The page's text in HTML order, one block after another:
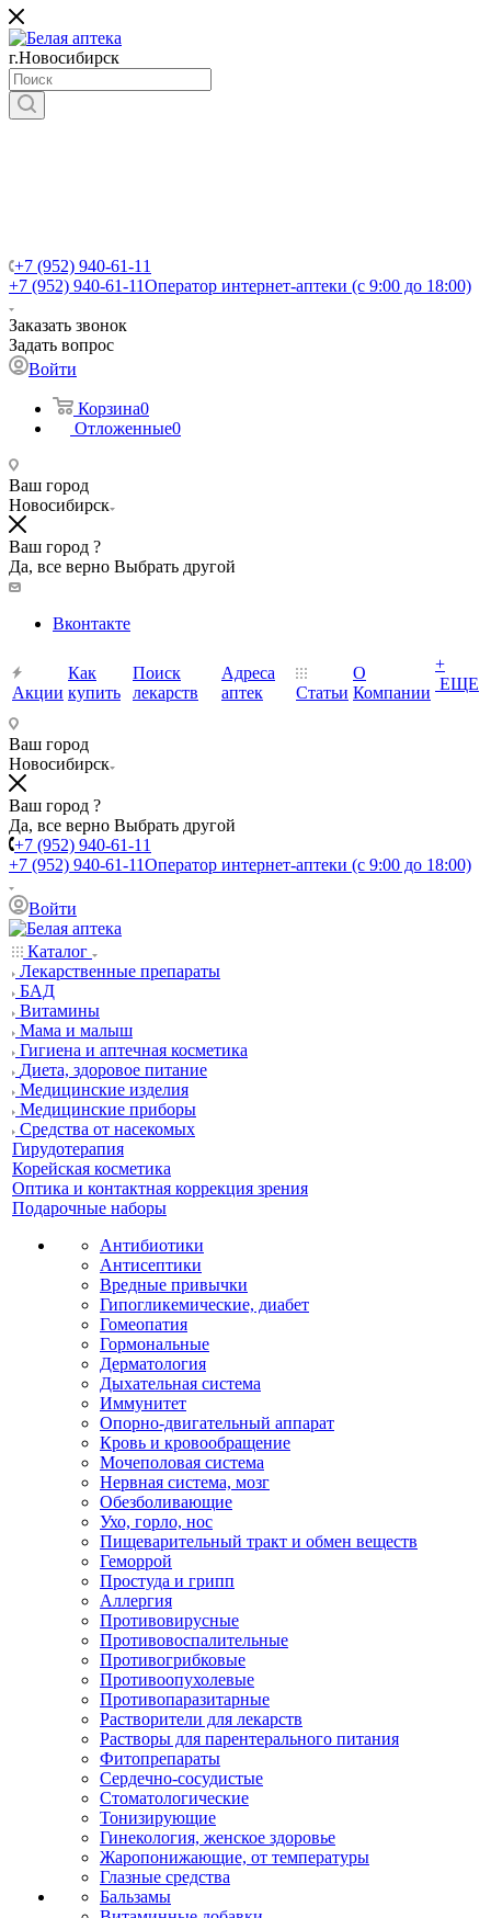
г.Новосибирск
+7 (952) 940-61-11
+7 (952) 940-61-11Оператор интернет-аптеки (с 9:00 до 18:00)
Заказать звонок
Задать вопрос
Войти
Корзина0
Отложенные0
Ваш город
Новосибирск
Ваш город ?
Да, все верно Выбрать другой
Вконтакте
Акции
Как
купить
Поиск
лекарств
Адреса
аптек
Статьи
О
Компании
+
ЕЩЕ
Ваш город
Новосибирск
Ваш город ?
Да, все верно Выбрать другой
+7 (952) 940-61-11
+7 (952) 940-61-11Оператор интернет-аптеки (с 9:00 до 18:00)
Войти
Каталог
Лекарственные препараты
БАД
Витамины
Мама и малыш
Гигиена и аптечная косметика
Диета, здоровое питание
Медицинские изделия
Медицинские приборы
Средства от насекомых
Гирудотерапия
Корейская косметика
Оптика и контактная коррекция зрения
Подарочные наборы
Антибиотики
Антисептики
Вредные привычки
Гипогликемические, диабет
Гомеопатия
Гормональные
Дерматология
Дыхательная система
Иммунитет
Опорно-двигательный аппарат
Кровь и кровообращение
Мочеполовая система
Нервная система, мозг
Обезболивающие
Ухо, горло, нос
Пищеварительный тракт и обмен веществ
Геморрой
Простуда и грипп
Аллергия
Противовирусные
Противовоспалительные
Противогрибковые
Противоопухолевые
Противопаразитарные
Растворители для лекарств
Растворы для парентерального питания
Фитопрепараты
Сердечно-сосудистые
Стоматологические
Тонизирующие
Гинекология, женское здоровье
Жаропонижающие, от температуры
Глазные средства
Бальзамы